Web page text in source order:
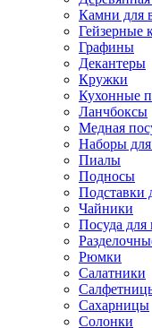
Камни для
Гейзерные
Графины
Декантеры
Кружки
Кухонные
Ланчбоксы
Медная
Наборы
Пиалы
Подносы
Подставки
Чайники
Посуда
Рюмки
Салатники
Сахарницы
Солонки